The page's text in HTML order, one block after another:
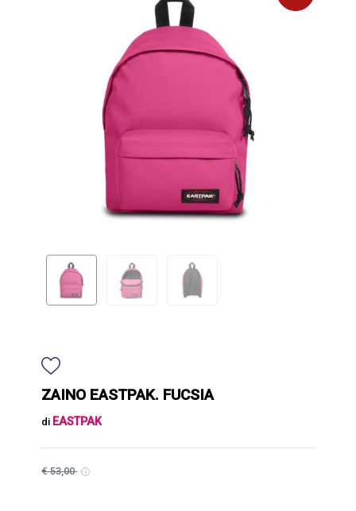
ZAINO EASTPAK. FUCSIA
di EASTPAK
€ 53,00